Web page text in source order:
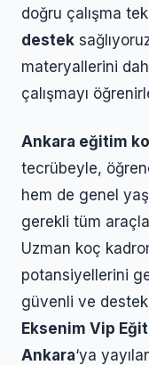
doğru çalışma
destek
materyallerini
çalışmayı
Ankara eğitim
tecrübeyle,
hem de genel
gerekli tüm
Uzman koç
potansiyellerini
güvenli ve
Eksenim Vip
Ankara‘ya